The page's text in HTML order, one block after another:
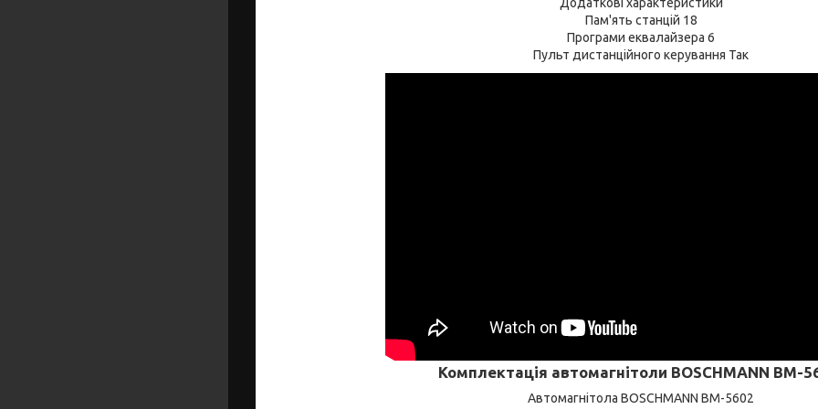
Пам'ять станцій 18
Програми еквалайзера 6
Пульт дистанційного керування Так
Комплектація автомагнітоли BOSCHMANN BM-
Автомагнітола BOSCHMANN BM-5602